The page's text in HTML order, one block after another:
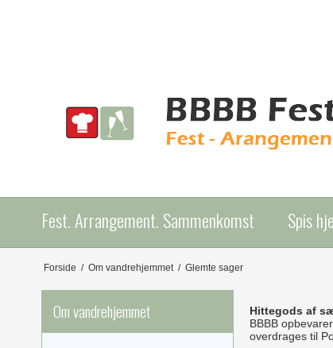
Fest. Arrangement. Sammenkomst Spis
Forside / Om vandrehjemmet / Glemte sager
Om vandrehjemmet
Hittegods af
BBBB
overdrages til